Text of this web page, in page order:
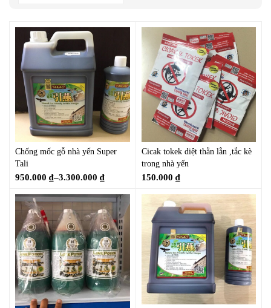
Chống mốc gỗ nhà yến Super
Tali
950.000 ₫–3.300.000 ₫
Cicak tokek diệt thằn lằn ,tắc kè
trong nhà yến
150.000 ₫